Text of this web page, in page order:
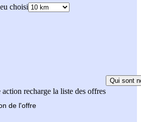
choisi
action recharge la liste des offres
Qui sont
de l'offre